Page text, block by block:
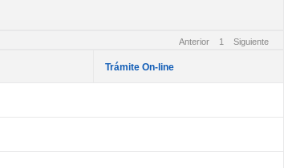
Anterior 1 Siguiente
Trámite On-line